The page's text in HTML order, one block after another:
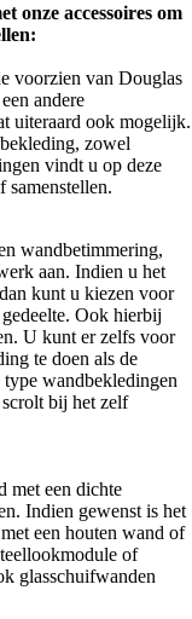
onze accessoires om
voorzien van Douglas
andere
uiteraard ook mogelijk.
zowel
vindt u op deze
samenstellen.
wandbetimmering,
aan. Indien u het
kunt u kiezen voor
Ook hierbij
U kunt er zelfs voor
te doen als de
wandbekledingen
bij het zelf
met een dichte
Indien gewenst is het
een houten wand of
of
glasschuifwanden